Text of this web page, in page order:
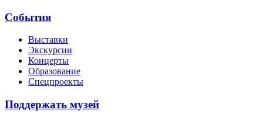
События
Выставки
Экскурсии
Концерты
Образование
Спецпроекты
Поддержать музей